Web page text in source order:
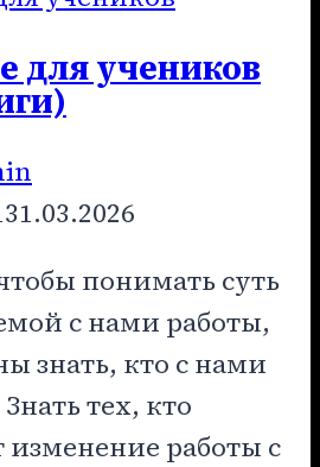
для учеников
31.03.2026
понимать суть
с нами работы,
знать, кто с нами
тех, кто
изменение работы с